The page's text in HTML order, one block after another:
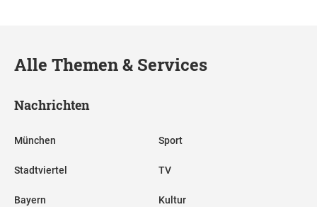
Alle Themen & Services
Nachrichten
München
Stadtviertel
Bayern
Sport
TV
Kultur